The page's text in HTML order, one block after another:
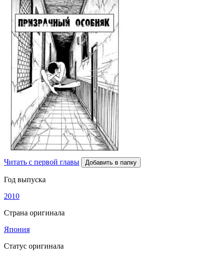
Читать с первой главы Добавить в папку
Год выпуска
2010
Страна оригинала
Япония
Статус оригинала